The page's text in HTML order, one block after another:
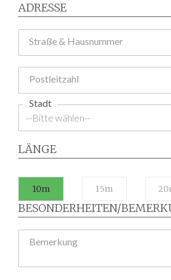
ADRESSE
Straße & Hausnummer
Postleitzahl
Stadt
LÄNGE
10m 15m
BESONDERHEITEN/
Bemerkung